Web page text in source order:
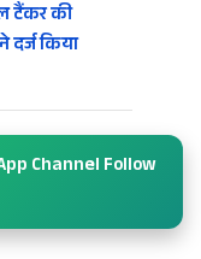
टैंकर की
किया
Channel Follow